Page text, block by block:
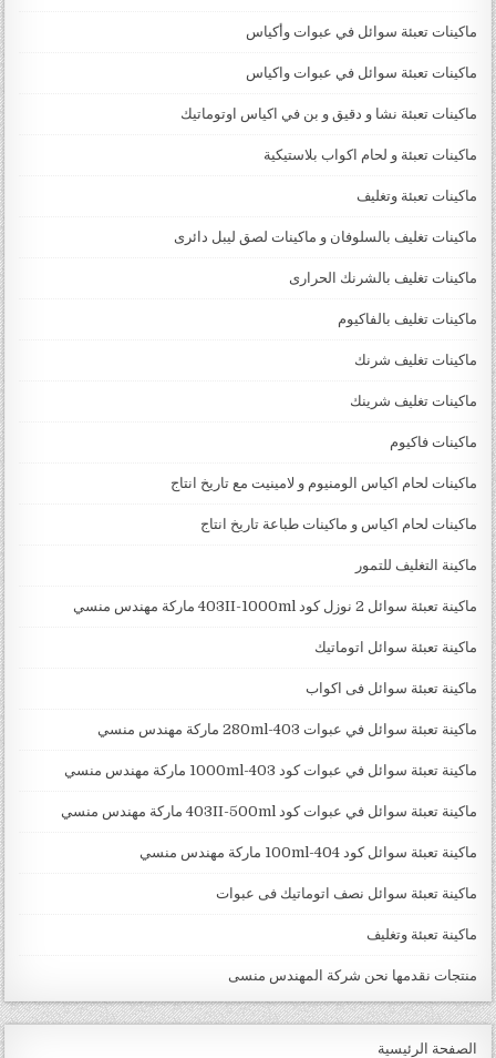
ماكينات تعبئة سوائل في عبوات وأكياس
ماكينات تعبئة سوائل في عبوات واكياس
ماكينات تعبئة نشا و دقيق و بن في اكياس اوتوماتيك
ماكينات تعبئة و لحام اكواب بلاستيكية
ماكينات تعبئة وتغليف
ماكينات تغليف بالسلوفان و ماكينات لصق ليبل دائرى
ماكينات تغليف بالشرنك الحرارى
ماكينات تغليف بالفاكيوم
ماكينات تغليف شرنك
ماكينات تغليف شرينك
ماكينات فاكيوم
ماكينات لحام اكياس الومنيوم و لامينيت مع تاريخ انتاج
ماكينات لحام اكياس و ماكينات طباعة تاريخ انتاج
ماكينة التغليف للتمور
ماكينة تعبئة سوائل 2 نوزل كود 403II-1000ml ماركة مهندس منسي
ماكينة تعبئة سوائل اتوماتيك
ماكينة تعبئة سوائل فى اكواب
ماكينة تعبئة سوائل في عبوات 403-280ml ماركة مهندس منسي
ماكينة تعبئة سوائل في عبوات كود 403-1000ml ماركة مهندس منسي
ماكينة تعبئة سوائل في عبوات كود 403II-500ml ماركة مهندس منسي
ماكينة تعبئة سوائل كود 404-100ml ماركة مهندس منسي
ماكينة تعبئة سوائل نصف اتوماتيك فى عبوات
ماكينة تعبئة وتغليف
منتجات نقدمها نحن شركة المهندس منسى
الصفحة الرئيسية